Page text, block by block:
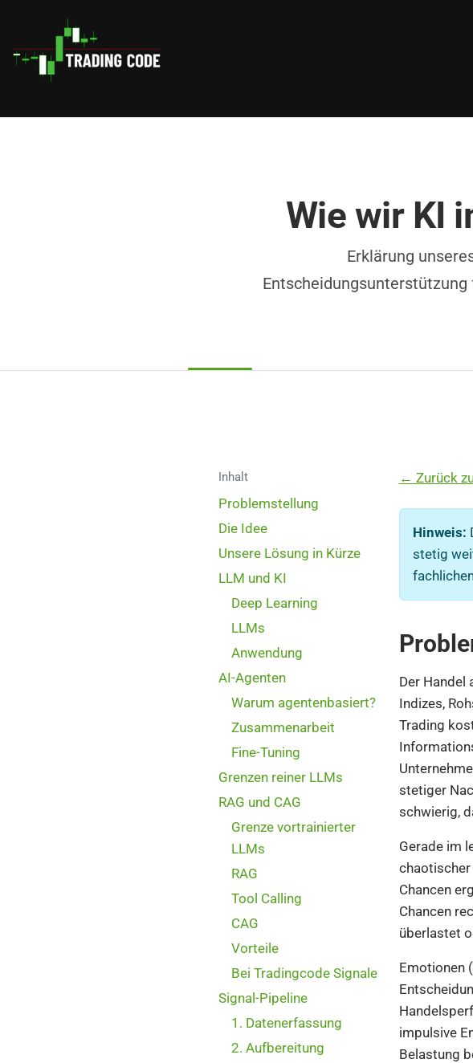
Wie wir KI
Erklärung
Inhalt
Problemstellung
Die Idee
Unsere Lösung in Kürze
LLM und KI
Deep Learning
LLMs
Anwendung
AI-Agenten
Warum agentenbasiert?
Zusammenarbeit
Fine-Tuning
Grenzen reiner LLMs
RAG und CAG
Grenze vortrainierter
LLMs
RAG
Tool Calling
CAG
Vorteile
Bei Tradingcode Signale
Signal-Pipeline
1. Datenerfassung
2. Aufbereitung
← Zurück
Hinweis:
stetig
Der Handel
Indizes,
Trading
stetiger
schwierig,
Gerade im
chaotischer
Chancen
Chancen
überlastet
Emotionen
impulsive
Belastung